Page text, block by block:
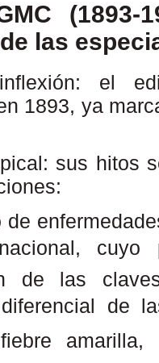
(1893-
las
el
1893, ya
sus hitos
de
nacional,
de las
de
amarilla,